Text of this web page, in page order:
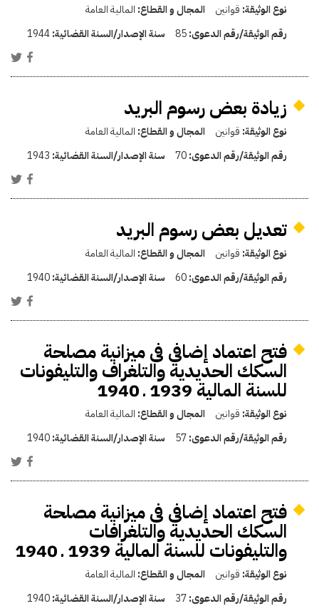
نوع الوثيقة: قوانين المجال و القطاع: المالية العامة
رقم الوثيقة/رقم الدعوى:85 سنة الإصدار/السنة القضائية:1944
زيادة بعض رسوم البريد
نوع الوثيقة: قوانين المجال و القطاع: المالية العامة
رقم الوثيقة/رقم الدعوى:70 سنة الإصدار/السنة القضائية: 1943
تعديل بعض رسوم البريد
نوع الوثيقة: قوانين المجال و القطاع: المالية العامة
رقم الوثيقة/رقم الدعوى:60 سنة الإصدار/السنة القضائية:1940
فتح اعتماد إضافى فى ميزانية مصلحة
السكك الحديدية والتلغراف والتليفونات
للسنة المالية 1939 ـ 1940
نوع الوثيقة: قوانين المجال و القطاع: المالية العامة
رقم الوثيقة/رقم الدعوى:57 سنة الإصدار/السنة القضائية:1940
فتح اعتماد إضافى فى ميزانية مصلحة
السكك الحديدية والتلغرافات
والتليفونات للسنة المالية 1939 ـ 1940
نوع الوثيقة: قوانين المجال و القطاع: المالية العامة
رقم الوثيقة/رقم الدعوى:37 سنة الإصدار/السنة القضائية:1940